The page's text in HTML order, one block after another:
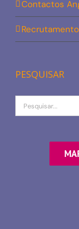
Contactos
Recrutamento
PESQUISAR
Procurar
por